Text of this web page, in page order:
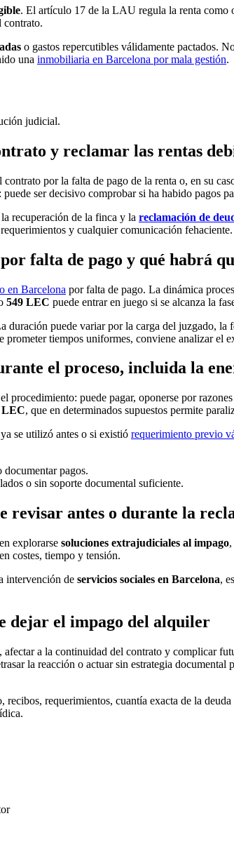
. El artículo 17 de la LAU regula la renta como
contrato.
o gastos repercutibles válidamente pactados.
una inmobiliaria en Barcelona por mala gestión.
judicial.
y reclamar las rentas
por la falta de pago de la renta o, en su
ser decisivo comprobar si ha habido pagos
recuperación de la finca y la reclamación de
y cualquier comunicación fehaciente.
falta de pago y qué habrá
en Barcelona por falta de pago. La dinámica
549 LEC puede entrar en juego si se alcanza la
duración puede variar por la carga del juzgado,
tiempos uniformes, conviene analizar el
el proceso, incluida la
procedimiento: puede pagar, oponerse por
LEC, que en determinados supuestos permite
se utilizó antes o si existió requerimiento previo
pagos.
o sin soporte documental suficiente.
revisar antes o durante la
explorarse soluciones extrajudiciales al impago
costes, tiempo y tensión.
intervención de servicios sociales en Barcelona,
dejar el impago del alquiler
a la continuidad del contrato y complicar
la reacción o actuar sin estrategia
requerimientos, cuantía exacta de la